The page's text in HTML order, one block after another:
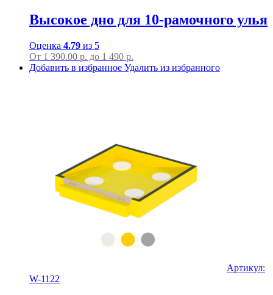
Высокое дно для 10-рамочного улья
Оценка 4.79 из 5
От 1 390.00 р. до 1 490 р.
Добавить в избранное Удалить из избранного
Артикул:
W-1122